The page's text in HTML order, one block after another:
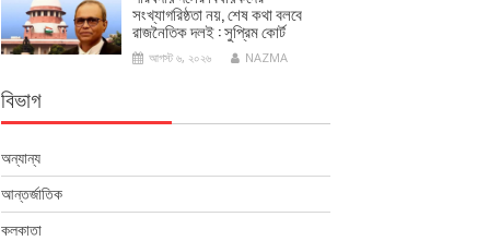
সংখ্যাগরিষ্ঠতা নয়, শেষ কথা বলবে
রাজনৈতিক দলই : সুপ্রিম কোর্ট
আগস্ট ৬, ২০২৬ NAZMA
বিভাগ
অন্যান্য
আন্তর্জাতিক
কলকাতা